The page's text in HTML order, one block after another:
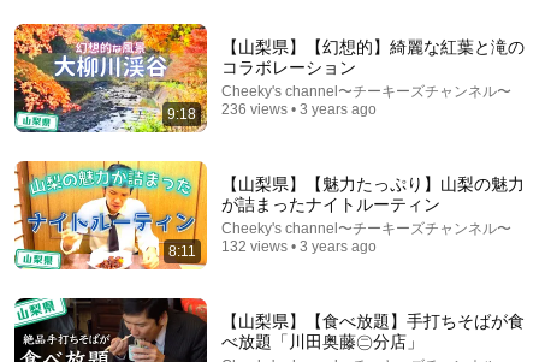
【猛暑】真夏のロングライドで限界突破。小浜を目指
す旅
9:18
【山梨県】【幻想的】綺麗な紅葉と滝の
コラボレーション
Cheeky's channel〜チーキーズチャンネル〜
236 views • 3 years ago
8:11
【山梨県】【魅力たっぷり】山梨の魅力
が詰まったナイトルーティン
Cheeky's channel〜チーキーズチャンネル〜
132 views • 3 years ago
【山梨県】【食べ放題】手打ちそばが食
べ放題「川田奥藤㊁分店」